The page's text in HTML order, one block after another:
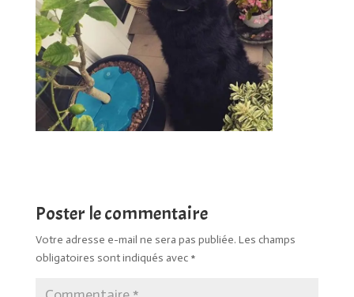
Poster le commentaire
Votre adresse e-mail ne sera pas publiée. Les champs
obligatoires sont indiqués avec *